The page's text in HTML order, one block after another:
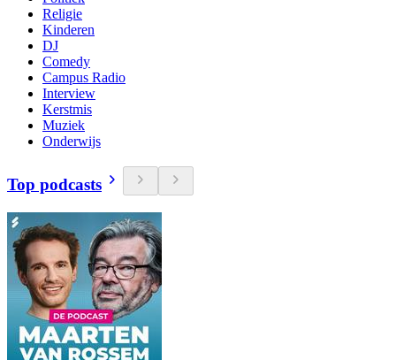
Religie
Kinderen
DJ
Comedy
Campus Radio
Interview
Kerstmis
Muziek
Onderwijs
Top podcasts